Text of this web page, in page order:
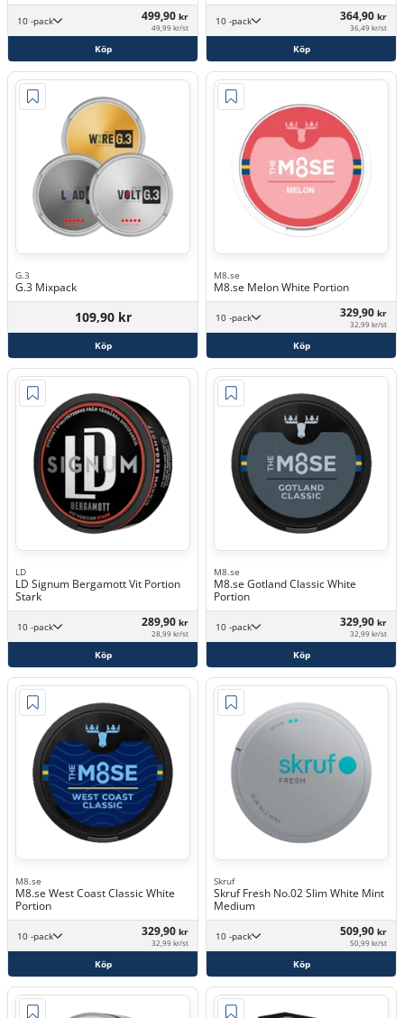
10 -pack 499,90 kr
49,99 kr/st
Köp
10 -pack 364,90 kr
36,49 kr/st
Köp
G.3
G.3 Mixpack
109,90 kr
Köp
M8.se
M8.se Melon White Portion
10 -pack 329,90 kr
32,99 kr/st
Köp
LD
LD Signum Bergamott Vit Portion
Stark
10 -pack 289,90 kr
28,99 kr/st
Köp
M8.se
M8.se Gotland Classic White
Portion
10 -pack 329,90 kr
32,99 kr/st
Köp
M8.se
M8.se West Coast Classic White
Portion
10 -pack 329,90 kr
32,99 kr/st
Köp
Skruf
Skruf Fresh No.02 Slim White Mint
Medium
10 -pack 509,90 kr
50,99 kr/st
Köp